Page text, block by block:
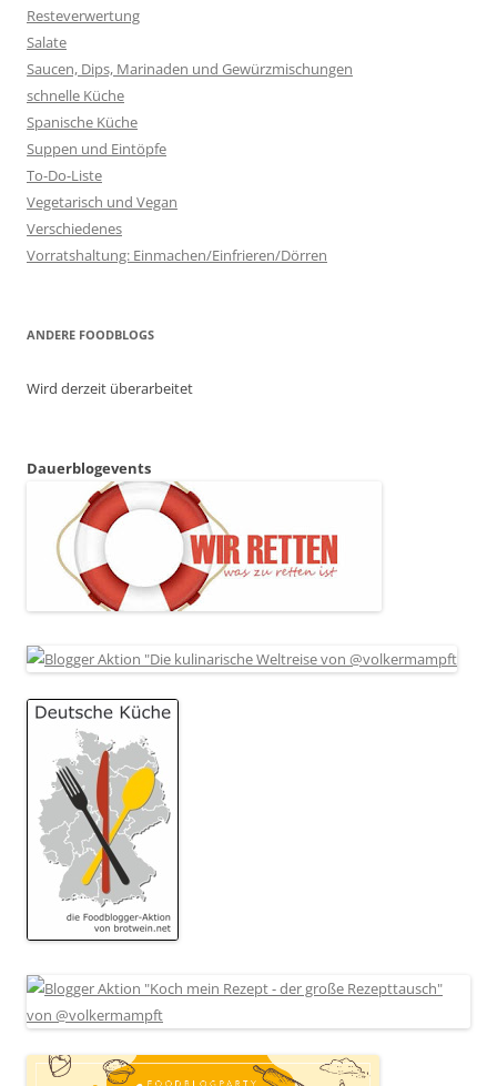
Resteverwertung
Salate
Saucen, Dips, Marinaden und Gewürzmischungen
schnelle Küche
Spanische Küche
Suppen und Eintöpfe
To-Do-Liste
Vegetarisch und Vegan
Verschiedenes
Vorratshaltung: Einmachen/Einfrieren/Dörren
ANDERE FOODBLOGS
Wird derzeit überarbeitet
Dauerblogevents